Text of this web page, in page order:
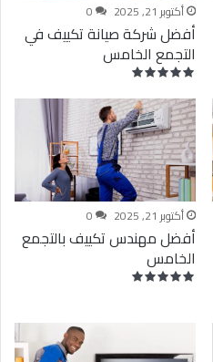
أكتوبر 21, 2025 0
أفضل شركة صيانة تكييف في
التجمع الخامس
أكتوبر 21, 2025 0
أفضل مهندس تكييف بالتجمع
الخامس